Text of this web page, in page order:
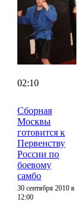
02:10
Сборная
Москвы
готовится к
Первенству
России по
боевому
самбо
30 сентября 2010 в
12:00